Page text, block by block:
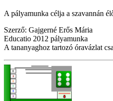
A pályamunka célja a szavannán
Szerző: Gajgerné Erős Mária
Educatio 2012 pályamunka
A tananyaghoz tartozó óravázlat